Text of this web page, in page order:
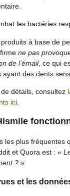
les bactéries
à base de
ne pas
de l’émail, ce qui
des dents
détails, consultez
ici
les plus fréquentes
et Quora est : «
? »
et les